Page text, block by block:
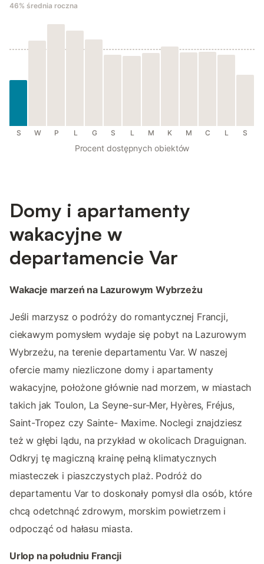
46% średnia roczna
S W P L G S L M K M C L S
Procent dostępnych obiektów
Domy i apartamenty
wakacyjne w
departamencie Var
Wakacje marzeń na Lazurowym Wybrzeżu
Jeśli marzysz o podróży do romantycznej Francji,
ciekawym pomysłem wydaje się pobyt na Lazurowym
Wybrzeżu, na terenie departamentu Var. W naszej
ofercie mamy niezliczone domy i apartamenty
wakacyjne, położone głównie nad morzem, w miastach
takich jak Toulon, La Seyne-sur-Mer, Hyères, Fréjus,
Saint-Tropez czy Sainte- Maxime. Noclegi znajdziesz
też w głębi lądu, na przykład w okolicach Draguignan.
Odkryj tę magiczną krainę pełną klimatycznych
miasteczek i piaszczystych plaż. Podróż do
departamentu Var to doskonały pomysł dla osób, które
chcą odetchnąć zdrowym, morskim powietrzem i
odpocząć od hałasu miasta.
Urlop na południu Francji